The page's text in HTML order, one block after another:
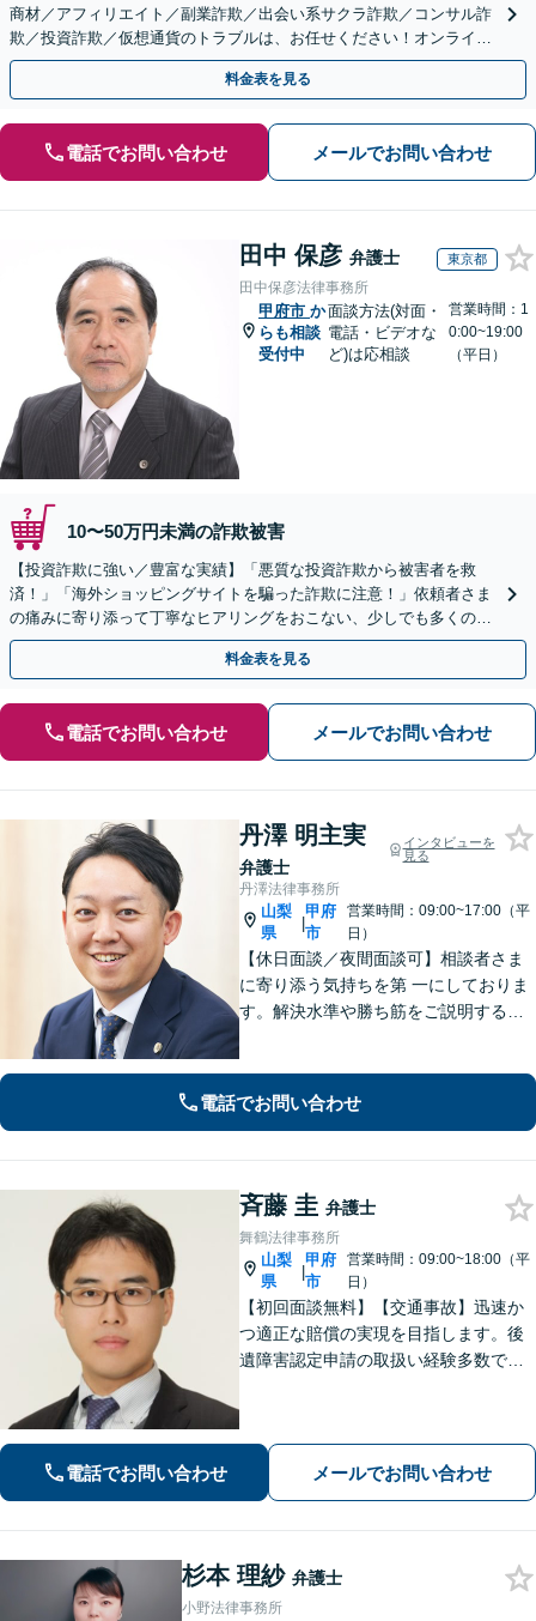
商材／アフィリエイト／副業詐欺／出会い系サクラ詐欺／コンサル詐
欺／投資詐欺／仮想通貨のトラブルは、お任せください！オンライン
のみで解決も可能！
料金表を見る
電話でお問い合わせ メールでお問い合わせ
田中 保彦 弁護士 東京都
田中保彦法律事務所
甲府市 か
らも相談
受付中
面談方法(対面・
電話・ビデオな
ど)は応相談
営業時間：1
0:00~19:00
（平日）
10〜50万円未満の詐欺被害
【投資詐欺に強い／豊富な実績】「悪質な投資詐欺から被害者を救
済！」「海外ショッピングサイトを騙った詐欺に注意！」依頼者さま
の痛みに寄り添って丁寧なヒアリングをおこない、少しでも多くの返
金が得られるよう尽力します！
料金表を見る
電話でお問い合わせ メールでお問い合わせ
丹澤 明主実
弁護士
インタビューを
見る
丹澤法律事務所
山梨
県
|
甲府
市
営業時間：09:00~17:00（平
日）
【休日面談／夜間面談可】相談者さま
に寄り添う気持ちを第 一にしておりま
す。解決水準や勝ち筋をご説明する際
も、ぜひご相談ください。
電話でお問い合わせ
斉藤 圭 弁護士
舞鶴法律事務所
山梨
県
|
甲府
市
営業時間：09:00~18:00（平
日）
【初回面談無料】【交通事故】迅速か
つ適正な賠償の実現を目指します。後
遺障害認定申請の取扱い経験多数で
お、個室での相談対応も可能です。
電話でお問い合わせ メールでお問い合わせ
杉本 理紗 弁護士
小野法律事務所